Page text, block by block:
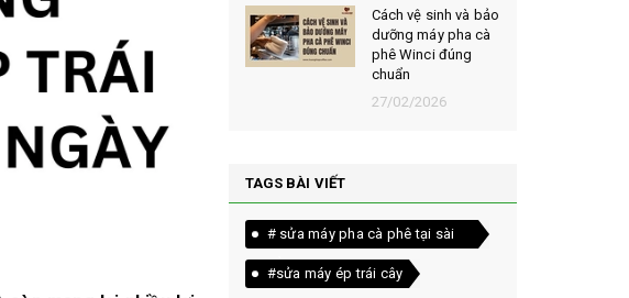
phê nguyên chất
ngon
Cách vệ sinh và bảo
dưỡng máy pha cà
phê Winci đúng
chuẩn
27/02/2026
TAGS BÀI VIẾT
# sửa máy pha cà phê tại sài
gòn
#sửa máy ép trái cây